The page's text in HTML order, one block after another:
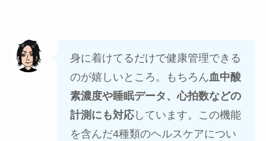
身に着けてるだけで健康管理できる
のが嬉しいところ。もちろん血中酸
素濃度や睡眠データ、心拍数などの
計測にも対応しています。この機能
を含んだ4種類のヘルスケアについ